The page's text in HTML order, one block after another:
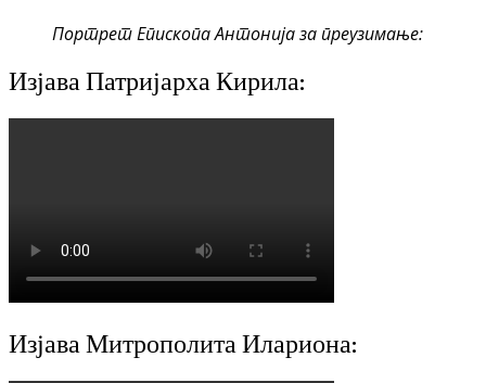
Портрет Епископа Антонија за преузимање:
Изјава Патријарха Кирила:
Изјава Митрополита Илариона: